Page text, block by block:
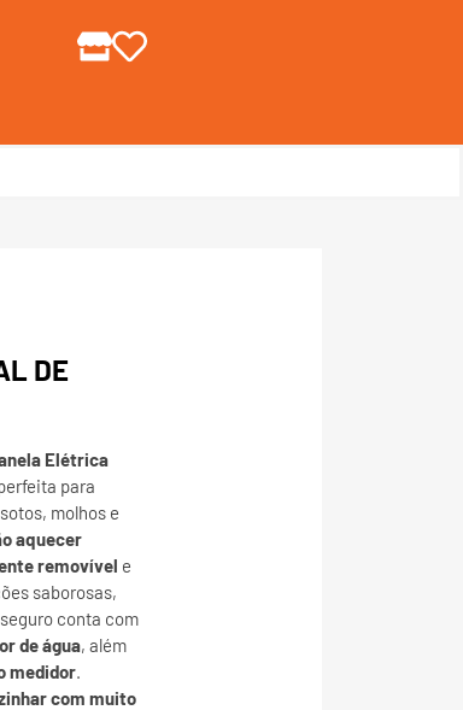
se
DE
Elétrica
para
molhos e
aquecer
removível e
saborosas,
conta com
de água, além
medidor.
com muito